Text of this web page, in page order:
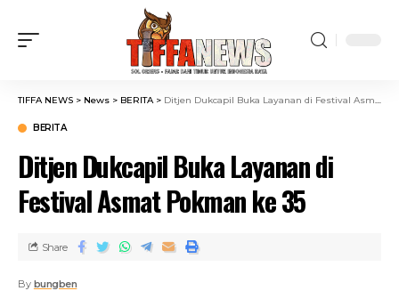
TIFFA NEWS > News > BERITA> Ditjen Dukcapil Buka Layanan di Festival Asmat Pokman ke 35
BERITA
Ditjen Dukcapil Buka Layanan di
Festival Asmat Pokman ke 35
By bungben
Share